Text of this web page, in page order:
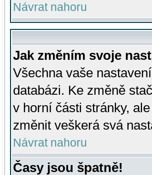
Návrat nahoru
Jak změním svoje
Všechna vaše
databázi. Ke změně
v horní části stránky,
změnit veškerá svá
Návrat nahoru
Časy jsou špatně!